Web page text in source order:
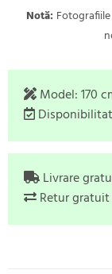
Notă:
Model:170
Livrare
Retur